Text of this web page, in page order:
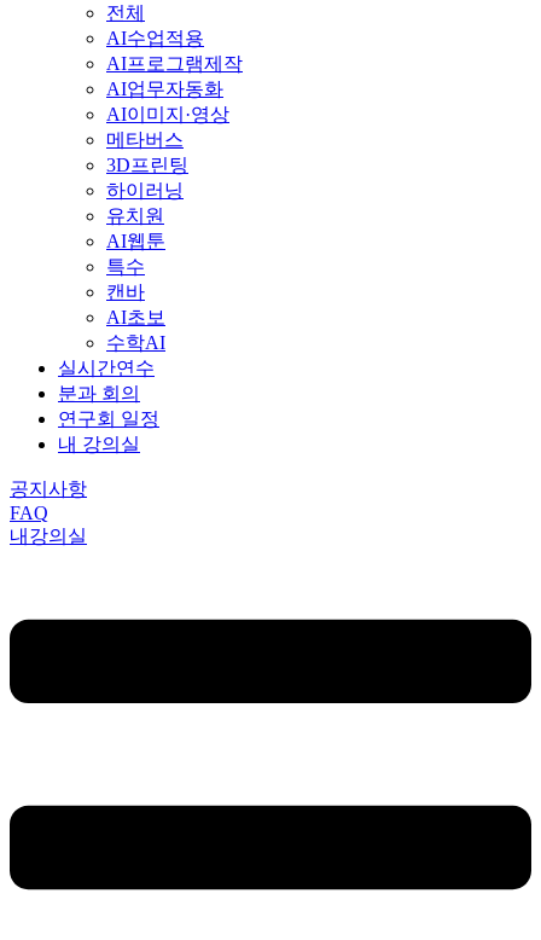
전체
AI수업적용
AI프로그램제작
AI업무자동화
AI이미지·영상
메타버스
3D프린팅
하이러닝
유치원
AI웹툰
특수
캔바
AI초보
수학AI
실시간연수
분과 회의
연구회 일정
내 강의실
공지사항
FAQ
내강의실